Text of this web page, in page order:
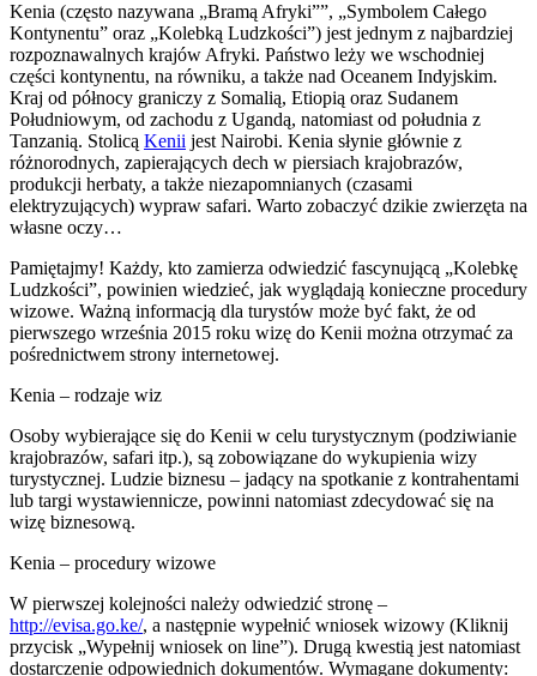
Kenia (często nazywana „Bramą Afryki””, „Symbolem Całego
Kontynentu” oraz „Kolebką Ludzkości”) jest jednym z najbardziej
rozpoznawalnych krajów Afryki. Państwo leży we wschodniej
części kontynentu, na równiku, a także nad Oceanem Indyjskim.
Kraj od północy graniczy z Somalią, Etiopią oraz Sudanem
Południowym, od zachodu z Ugandą, natomiast od południa z
Tanzanią. Stolicą Kenii jest Nairobi. Kenia słynie głównie z
różnorodnych, zapierających dech w piersiach krajobrazów,
produkcji herbaty, a także niezapomnianych (czasami
elektryzujących) wypraw safari. Warto zobaczyć dzikie zwierzęta na
własne oczy…
Pamiętajmy! Każdy, kto zamierza odwiedzić fascynującą „Kolebkę
Ludzkości”, powinien wiedzieć, jak wyglądają konieczne procedury
wizowe. Ważną informacją dla turystów może być fakt, że od
pierwszego września 2015 roku wizę do Kenii można otrzymać za
pośrednictwem strony internetowej.
Kenia – rodzaje wiz
Osoby wybierające się do Kenii w celu turystycznym (podziwianie
krajobrazów, safari itp.), są zobowiązane do wykupienia wizy
turystycznej. Ludzie biznesu – jadący na spotkanie z kontrahentami
lub targi wystawiennicze, powinni natomiast zdecydować się na
wizę biznesową.
Kenia – procedury wizowe
W pierwszej kolejności należy odwiedzić stronę –
http://evisa.go.ke/, a następnie wypełnić wniosek wizowy (Kliknij
przycisk „Wypełnij wniosek on line”). Drugą kwestią jest natomiast
dostarczenie odpowiednich dokumentów. Wymagane dokumenty: